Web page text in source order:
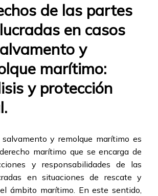
de las partes
en casos
y
marítimo:
y protección
y remolque marítimo es
marítimo que se encarga de
y responsabilidades de las
en situaciones de rescate y
ámbito marítimo. En este sentido,